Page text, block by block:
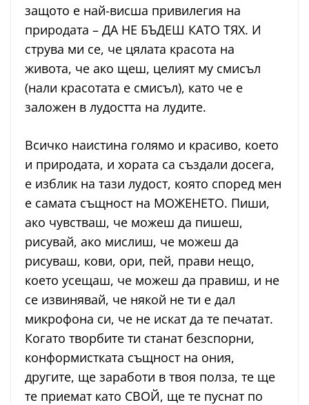
защото е най-висша привилегия на
природата – ДА НЕ БЪДЕШ КАТО ТЯХ. И
струва ми се, че цялата красота на
живота, че ако щеш, целият му смисъл
(нали красотата е смисъл), като че е
заложен в лудостта на лудите.
Всичко наистина голямо и красиво, което
и природата, и хората са създали досега,
е изблик на тази лудост, която според мен
е самата същност на МОЖЕНЕТО. Пиши,
ако чувстваш, че можеш да пишеш,
рисувай, ако мислиш, че можеш да
рисуваш, кови, ори, пей, прави нещо,
което усещаш, че можеш да правиш, и не
се извинявай, че някой не ти е дал
микрофона си, че не искат да те печатат.
Когато творбите ти станат безспорни,
конформистката същност на ония,
другите, ще заработи в твоя полза, те ще
те приемат като СВОЙ, ще те пуснат по